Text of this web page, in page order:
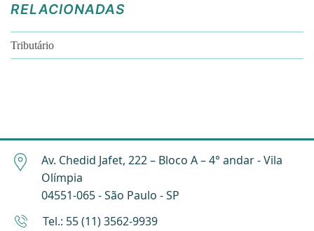
RELACIONADAS
Tributário
Av. Chedid Jafet, 222 – Bloco A – 4° andar - Vila
Olímpia
04551-065 - São Paulo - SP
Tel.: 55 (11) 3562-9939